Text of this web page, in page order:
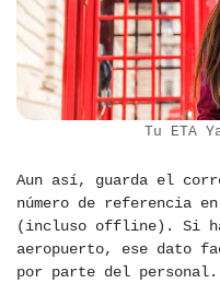
Tu ETA
Aun así, guarda el
número de referencia
(incluso offline). Si
aeropuerto, ese dato
por parte del personal.